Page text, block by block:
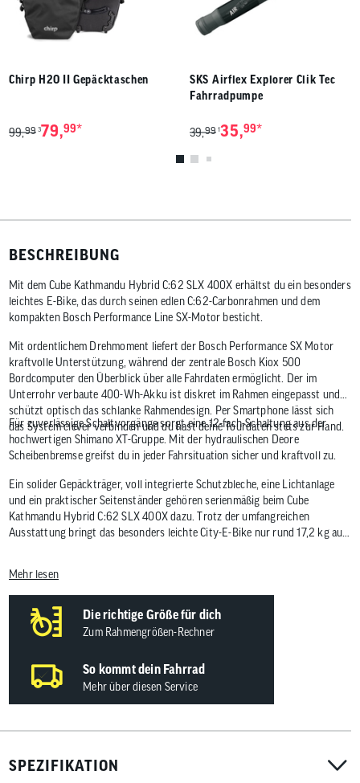
Chirp H2O II Gepäcktaschen
99,99 379,99*
SKS Airflex Explorer Clik Tec
Fahrradpumpe
39,99 135,99*
BESCHREIBUNG
Mit dem Cube Kathmandu Hybrid C:62 SLX 400X erhältst du ein besonders
leichtes E-Bike, das durch seinen edlen C:62-Carbonrahmen und dem
kompakten Bosch Performance Line SX-Motor besticht.
Mit ordentlichem Drehmoment liefert der Bosch Performance SX Motor
kraftvolle Unterstützung, während der zentrale Bosch Kiox 500
Bordcomputer den Überblick über alle Fahrdaten ermöglicht. Der im
Unterrohr verbaute 400-Wh-Akku ist diskret im Rahmen eingepasst und
schützt optisch das schlanke Rahmendesign. Per Smartphone lässt sich
das System clever verbinden und du hast deine Tourdaten stets zur Hand.
Für zuverlässige Schaltvorgänge sorgt eine 12-fach-Schaltung aus der
hochwertigen Shimano XT-Gruppe. Mit der hydraulischen Deore
Scheibenbremse greifst du in jeder Fahrsituation sicher und kraftvoll zu.
Ein solider Gepäckträger, voll integrierte Schutzbleche, eine Lichtanlage
und ein praktischer Seitenständer gehören serienmäßig beim Cube
Kathmandu Hybrid C:62 SLX 400X dazu. Trotz der umfangreichen
Ausstattung bringt das besonders leichte City-E-Bike nur rund 17,2 kg auf
Mehr lesen
Die richtige Größe für dich
Zum Rahmengrößen-Rechner
So kommt dein Fahrrad
Mehr über diesen Service
SPEZIFIKATION